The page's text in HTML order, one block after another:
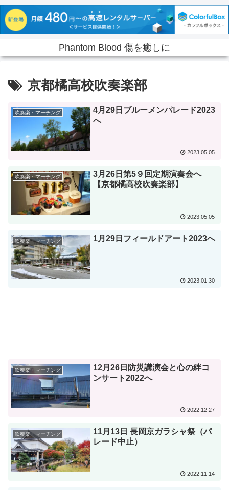
Phantom Blood 傷を癒しに
京都橘高校吹奏楽部
吹奏楽・マーチング
4月29日ブルーメンパレード2023
へ
2023.05.05
吹奏楽・マーチング
3月26日第5９回定期演奏会へ
【京都橘高校吹奏楽部】
2023.05.05
吹奏楽・マーチング 1月29日フィールドアート2023へ
2023.01.30
吹奏楽・マーチング
12月26日防災講演会と心の絆コ
ンサート2022へ
2022.12.27
吹奏楽・マーチング
11月13日 長岡京ガラシャ祭（パ
レード中止）
2022.11.14